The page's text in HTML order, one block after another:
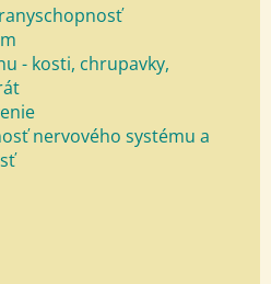
- kosti, chrupavky,
nervového systému a